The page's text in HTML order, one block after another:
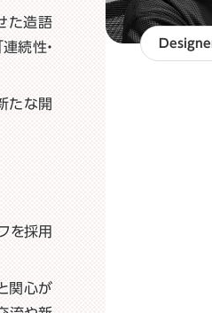
た造語
続性・
たな開
を採用
関心が